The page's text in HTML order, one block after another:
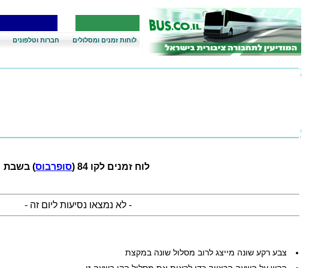
לוחות זמנים ומסלולים חברות וטלפונים
לוח זמנים לקו 84 ( סופרבוס) בשבת
- לא נמצאו נסיעות ליום זה -
צבע רקע שונה מייצג לרוב מסלול שונה במקצת